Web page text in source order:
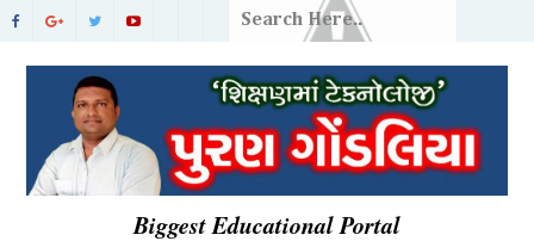
Biggest Educational Portal